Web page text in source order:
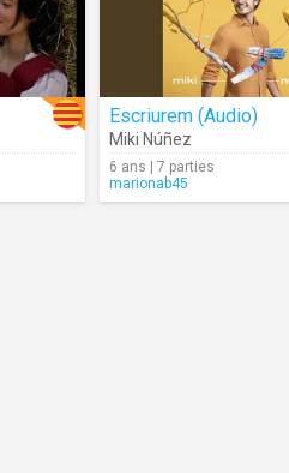
Escriurem (Audio)
Miki Núñez
6 ans | 7 parties
marionab45